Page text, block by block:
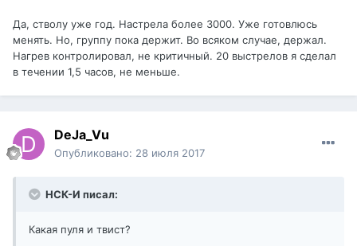
Да, стволу уже год. Настрела более 3000. Уже готовлюсь
менять. Но, группу пока держит. Во всяком случае, держал.
Нагрев контролировал, не критичный. 20 выстрелов я сделал
в течении 1,5 часов, не меньше.
DeJa_Vu
Опубликовано: 28 июля 2017
НСК-И писал:
Какая пуля и твист?